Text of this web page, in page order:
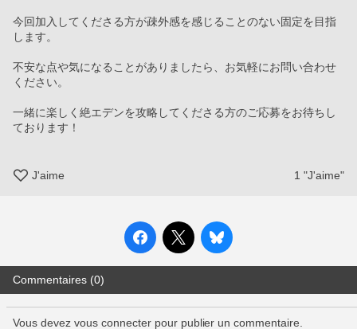
今回加入してくださる方が疎外感を感じることのない固定を目指
します。
不安な点や気になることがありましたら、お気軽にお問い合わせ
ください。
一緒に楽しく絶エデンを攻略してくださる方のご応募をお待ちし
ております！
J'aime 1 "J'aime"
Commentaires (0)
Vous devez vous connecter pour publier un commentaire.